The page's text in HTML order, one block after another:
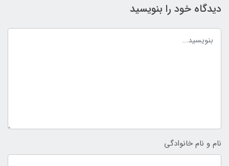
دیدگاه خود را بنویسید
نام و نام خانوادگی